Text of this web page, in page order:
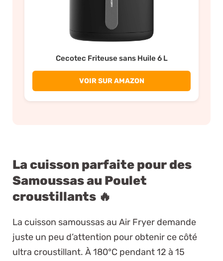
Cecotec Friteuse sans Huile 6 L
VOIR SUR AMAZON
La cuisson parfaite pour des
Samoussas au Poulet
croustillants 🔥
La cuisson samoussas au Air Fryer demande
juste un peu d’attention pour obtenir ce côté
ultra croustillant. À 180°C pendant 12 à 15